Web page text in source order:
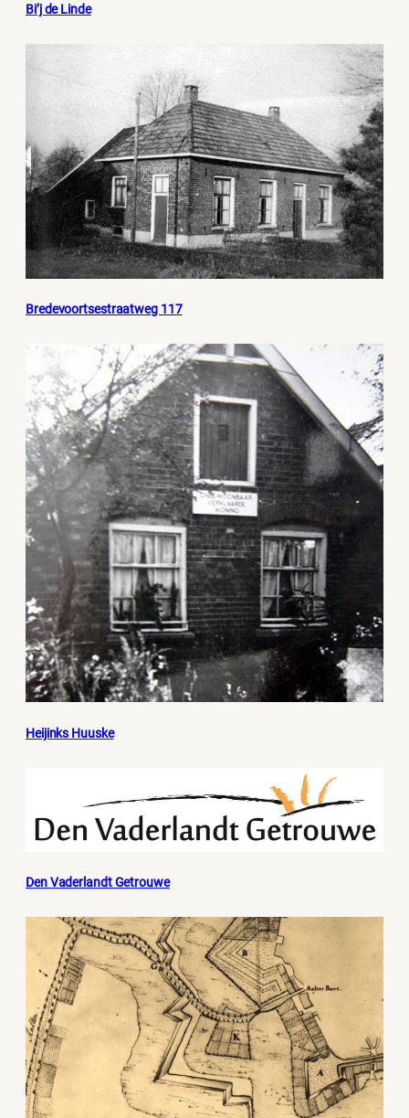
Bi’j de Linde
Bredevoortsestraatweg 117
Heijinks Huuske
Den Vaderlandt Getrouwe